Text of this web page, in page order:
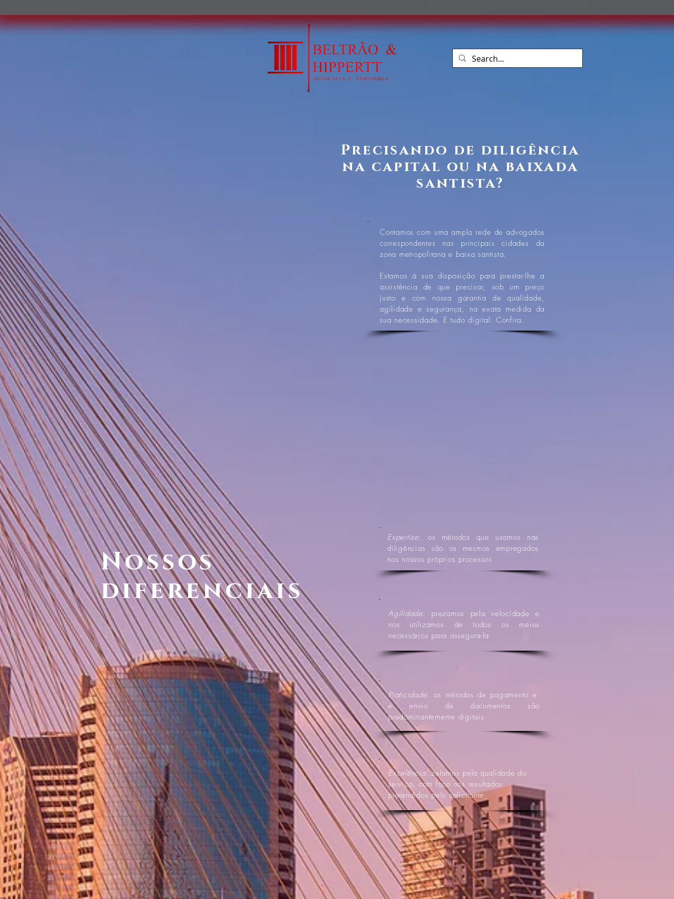
Precisando de diligência
na capital ou na baixada
santista?
Contamos com uma ampla rede de advogados
correspondentes nas principais cidades da
zona metropolitana e baixa santista.
Estamos à sua disposição para prestar-lhe a
assistência de que precisar, sob um preço
justo e com nossa garantia de qualidade,
agilidade e segurança, na exata medida da
sua necessidade. É tudo digital. Confira.
Nossos
diferenciais
Expertise: os métodos que usamos nas
diligências são os mesmos empregados
nos nossos próprios processos
Agilidade: prezamos pela velocidade e
nos utilizamos de todos os meios
necessários para assegura-la
Praticidade: os métodos de pagamento e
e envio de documentos são
predominantemente digitais
Excelência: zelamos pela qualidade do
serviço, com foco nos resultados
pretendidos pelo solicitante